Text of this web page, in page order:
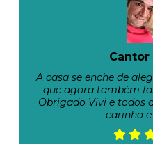
Cantor
A casa se enche de
que agora também
Obrigado Vivi e todos
carinho